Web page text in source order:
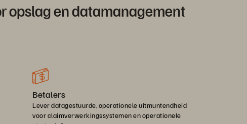
opslag en datamanagement
Betalers
Lever datagestuurde, operationele uitmuntendheid
voor claimverwerkingssystemen en operationele